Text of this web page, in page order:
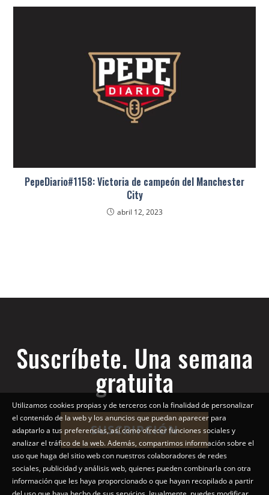
PepeDiario#1158: Victoria de campeón del Manchester
City
abril 12, 2023
Suscríbete. Una semana
gratuita
SUSCRIPCIÓN
Utilizamos cookies propias y de terceros con la finalidad de personalizar
el contenido de la web y los anuncios que puedan aparecer para
adaptarlo a tus preferencias, así como ofrecer funciones sociales y
analizar el tráfico de la web. Además, compartimos información sobre el
uso que haga del sitio web con nuestros colaboradores de redes
sociales, publicidad y análisis web, quienes pueden combinarla con otra
información que les haya proporcionado o que hayan recopilado a partir